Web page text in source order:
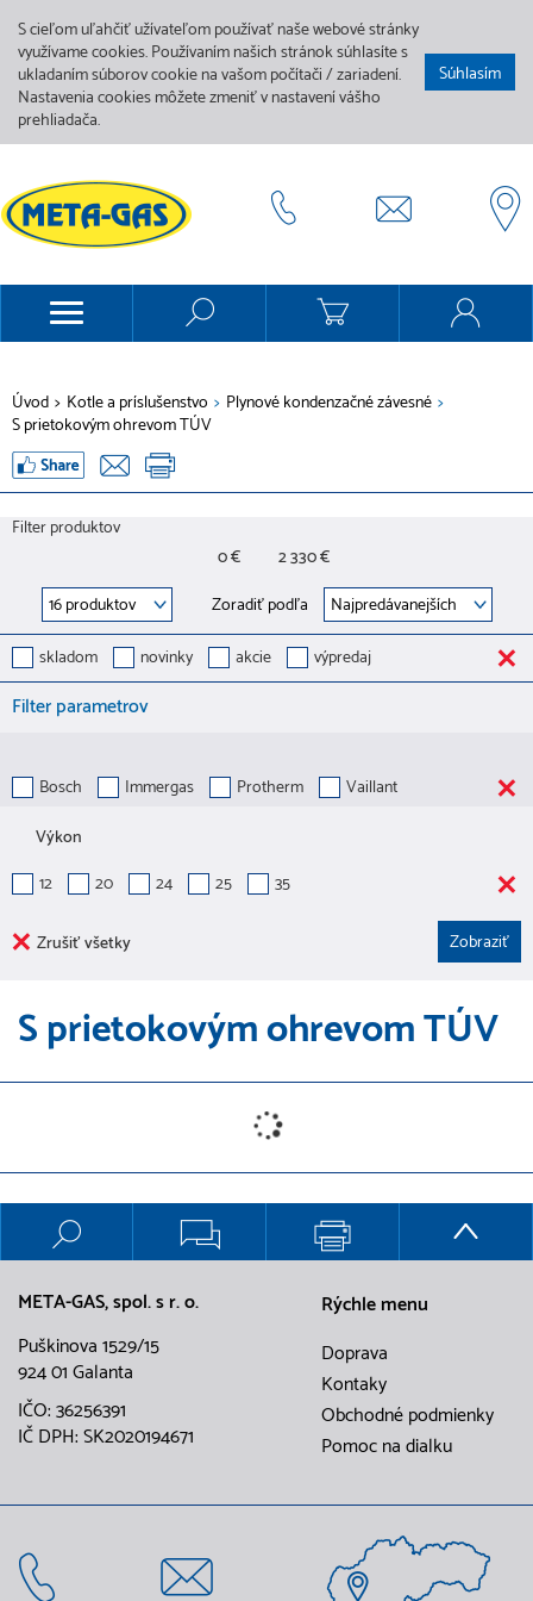
S cieľom uľahčiť užívateľom používať naše webové stránky
využívame cookies. Používaním našich stránok súhlasíte s
ukladaním súborov cookie na vašom počítači / zariadení.
Nastavenia cookies môžete zmeniť v nastavení vášho
prehliadača.
Súhlasím
Úvod > Kotle a príslušenstvo > Plynové kondenzačné závesné >
S prietokovým ohrevom TÚV
Filter produktov
0 €
2 330 €
Zoradiť podľa
skladom
novinky akcie výpredaj
Filter parametrov
Bosch Immergas Protherm
Vaillant
Výkon
12
20 24 25 35
Zrušiť všetky
S prietokovým ohrevom TÚV
META-GAS, spol. s r. o.
Puškinova 1529/15
924 01 Galanta
IČO: 36256391
IČ DPH: SK2020194671
Rýchle menu
Doprava
Kontaky
Obchodné podmienky
Pomoc na dialku